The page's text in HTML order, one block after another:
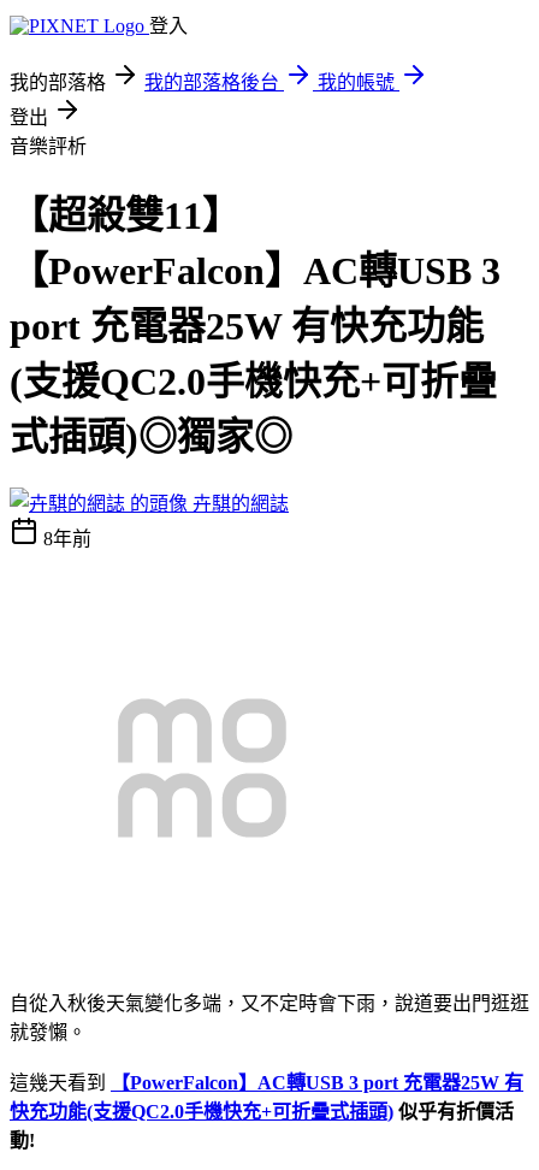
登入
我的部落格 我的部落格後台
我的帳號
登出
音樂評析
【超殺雙11】
【PowerFalcon】AC轉USB 3
port 充電器25W 有快充功能
(支援QC2.0手機快充+可折疊
式插頭)◎獨家◎
卉騏的網誌
8年前
自從入秋後天氣變化多端，又不定時會下雨，說道要出門逛逛
就發懶。
這幾天看到
【PowerFalcon】AC轉USB 3 port 充電器25W 有
快充功能(支援QC2.0手機快充+可折疊式插頭) 似乎有折價活
動!